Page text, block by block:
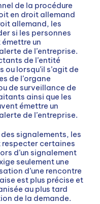
de la procédure
en droit allemand
allemand, les
si les personnes
un
de l’entreprise.
de l’entité
lorsqu’il s’agit de
de l’organe
de surveillance de
ainsi que les
émettre un
de l’entreprise.
signalements, les
certaines
d’un signalement
seulement une
d’une rencontre
est plus précise et
au plus tard
de la demande.